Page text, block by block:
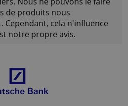
est heureux de vous aider
Nous ne pouvons le
de produits nous